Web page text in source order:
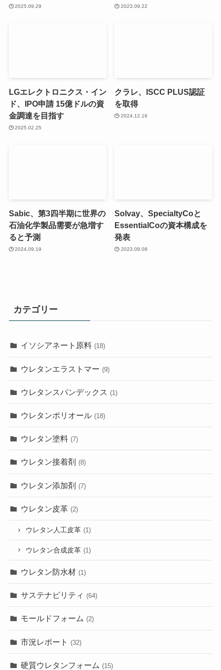
2025.09.29 2023.09.22
LGエレクトロニクス・イン
ド、IPO申請 15億ドルの資
金調達を目指す
2025.02.25
クラレ、ISCC PLUS認証
を取得
2024.12.16
Sabic、第3四半期に世界の
石油化学製品需要が急増す
ると予測
2024.09.19
Solvay、SpecialtyCoと
EssentialCoの資本構成を
発表
2023.09.08
カテゴリー
イソシアネート原料 (18)
ウレタンエラストマー (9)
ウレタンスパンデックス (1)
ウレタンポリオール (18)
ウレタン塗料 (7)
ウレタン接着剤 (8)
ウレタン添加剤 (7)
ウレタン皮革 (2)
ウレタン人工皮革 (1)
ウレタン合成皮革 (1)
ウレタン防水材 (1)
サステナビリティ (64)
モールドフォーム (2)
市況レポート (32)
硬質ウレタンフォーム (15)